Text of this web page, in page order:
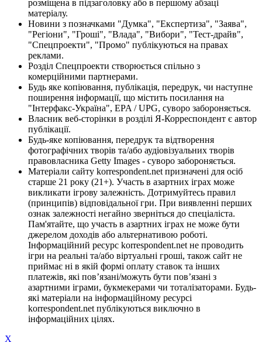
розміщена в підзаголовку або в першому абзаці
матеріалу.
Новини з позначками "Думка", "Експертиза", "Заява",
"Регіони", "Гроші", "Влада", "Вибори", "Тест-драйв",
"Спецпроекти", "Промо" публікуються на правах
реклами.
Розділ Спецпроекти створюється спільно з
комерційними партнерами.
Будь яке копіювання, публікація, передрук, чи наступне
поширення інформації, що містить посилання на
"Інтерфакс-Україна", EPA / UPG, суворо забороняється.
Власник веб-сторінки в розділі Я-Корреспондент є автор
публікації.
Будь-яке копіювання, передрук та відтворення
фотографічних творів та/або аудіовізуальних творів
правовласника Getty Images - суворо забороняється.
Матеріали сайту korrespondent.net призначені для осіб
старше 21 року (21+). Участь в азартних іграх може
викликати ігрову залежність. Дотримуйтесь правил
(принципів) відповідальної гри. При виявленні перших
ознак залежності негайно зверніться до спеціаліста.
Пам'ятайте, що участь в азартних іграх не може бути
джерелом доходів або альтернативою роботі.
Інформаційний ресурс korrespondent.net не проводить
ігри на реальні та/або віртуальні гроші, також сайт не
приймає ні в якій формі оплату ставок та інших
платежів, які пов’язані/можуть бути пов’язані з
азартними іграми, букмекерами чи тоталізаторами. Будь-
які матеріали на інформаційному ресурсі
korrespondent.net публікуються виключно в
інформаційних цілях.
X